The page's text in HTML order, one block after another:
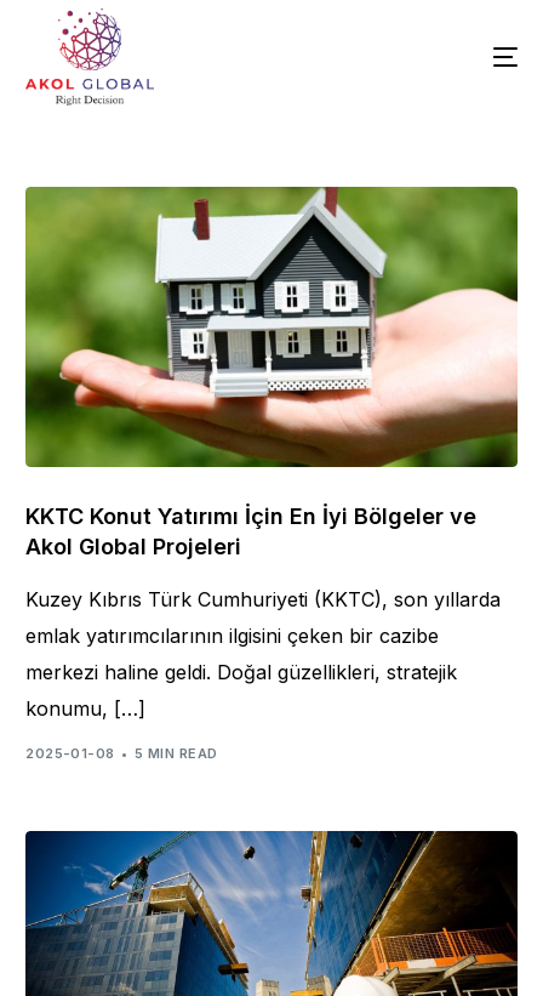
KKTC Konut Yatırımı İçin En İyi Bölgeler ve
Akol Global Projeleri
Kuzey Kıbrıs Türk Cumhuriyeti (KKTC), son yıllarda
emlak yatırımcılarının ilgisini çeken bir cazibe
merkezi haline geldi. Doğal güzellikleri, stratejik
konumu, […]
2025-01-08 5 MIN READ